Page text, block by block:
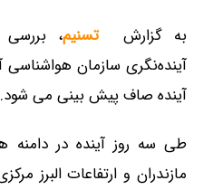
به گزارشتسنیم،
آینده‌نگری سازمان
آینده صاف پیش بینی می شود.
طی سه روز آینده در دامنه
مازندران و ارتفاعات البرز